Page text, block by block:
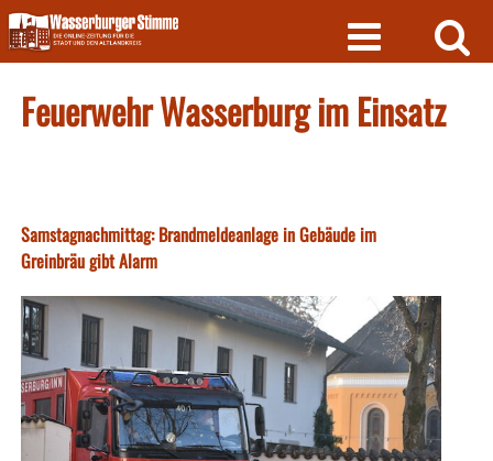
Skip
to
content
Feuerwehr Wasserburg im Einsatz
Samstagnachmittag: Brandmeldeanlage in Gebäude im
Greinbräu gibt Alarm